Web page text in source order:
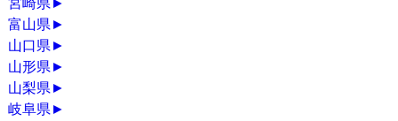
富山県 ►
山口県 ►
山形県 ►
山梨県 ►
岐阜県 ►